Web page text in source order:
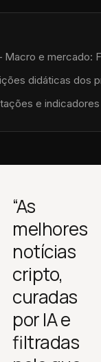
Macro e mercado:
didáticas dos
e indicadores
“As
melhores
notícias
cripto,
curadas
por IA e
filtradas